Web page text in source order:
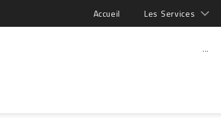
Accueil Les Services
...